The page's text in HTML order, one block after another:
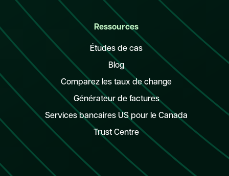
Ressources
Études de cas
Blog
Comparez les taux de change
Générateur de factures
Services bancaires US pour le Canada
Trust Centre